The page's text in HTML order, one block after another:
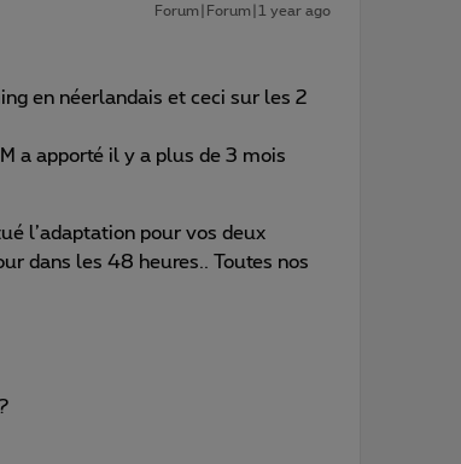
Forum|Forum|1 year ago
en néerlandais et ceci sur les 2
a apporté il y a plus de 3 mois
l’adaptation pour vos deux
dans les 48 heures.. Toutes nos